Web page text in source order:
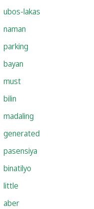
ubos-lakas
naman
parking
bayan
must
bilin
madaling
generated
pasensiya
binatilyo
little
aber